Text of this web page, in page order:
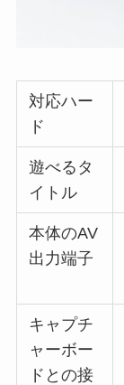
対応ハー
ド
遊べるタ
イトル
本体のAV
出力端子
キャプチ
ャーボー
ドとの接